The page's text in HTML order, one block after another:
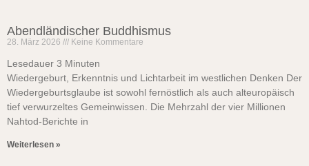
Abendländischer Buddhismus
28. März 2026 Keine Kommentare
Lesedauer 3 Minuten
Wiedergeburt, Erkenntnis und Lichtarbeit im westlichen Denken Der
Wiedergeburtsglaube ist sowohl fernöstlich als auch alteuropäisch
tief verwurzeltes Gemeinwissen. Die Mehrzahl der vier Millionen
Nahtod-Berichte in
Weiterlesen »